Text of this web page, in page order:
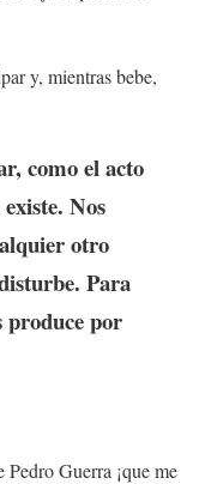
y, mientras bebe,
como el acto
Nos
otro
Para
produce por
Guerra ¡que me